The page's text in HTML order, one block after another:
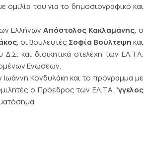
ομιλία του για το δημοσιογραφικό και
ΕλλήνωνΑπόστολος Κακλαμάνης, ο
, οι βουλευτές Σοφία Βούλτεψηκαι
Δ.Σ. και διοικητικά στελέχη των ΕΛ.ΤΑ.
Ενώσεων.
Κονδυλάκη και το πρόγραμμα με
ο Πρόεδρος των ΕΛ.ΤΑ. ’γγελος